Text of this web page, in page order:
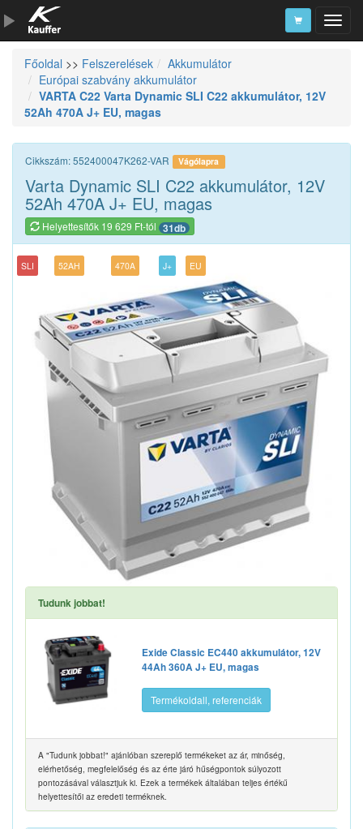
Szerszámkatalógus
Kosár
Főoldal >> Felszerelések
Akkumulátor
Európai szabvány akkumulátor
VARTA C22 Varta Dynamic SLI C22 akkumulátor, 12V
52Ah 470A J+ EU, magas
Cikkszám: 552400047K262-VAR Vágólapra
Varta Dynamic SLI C22 akkumulátor, 12V
52Ah 470A J+ EU, magas
Helyettesítők 19 629 Ft-tól 31db
SLI 52AH 470A J+ EU
Tudunk jobbat!
Exide Classic EC440 akkumulátor, 12V
44Ah 360A J+ EU, magas
Termékoldall, referenciák
A "Tudunk jobbat!" ajánlóban szereplő termékeket az ár, minőség,
elérhetőség, megfelelőség és az érte járó hűségpontok súlyozott
pontozásával választjuk ki. Ezek a termékek általában teljes értékű
helyettesítői az eredeti terméknek.